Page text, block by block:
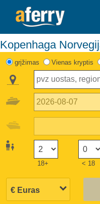
Kopenhaga
grįžimas Vienas kryptis
18+ < 18